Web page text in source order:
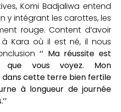
Komi Badjaliwa entend
y intégrant les carottes, les
rouge. Content d’avoir
Kara où il est né, il nous
‘’ Ma réussite est
que vous voyez. Mon
dans cette terre bien fertile
à longueur de journée